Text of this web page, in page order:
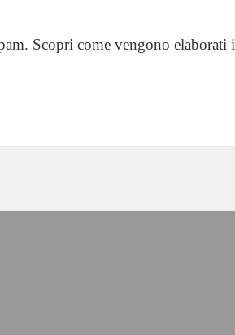
Scopri come vengono elaborati i